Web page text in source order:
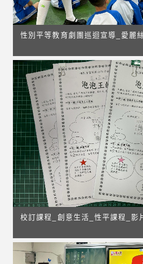
性別平等教育劇團巡迴宣導_愛麗
校訂課程_創意生活_性平課程_影